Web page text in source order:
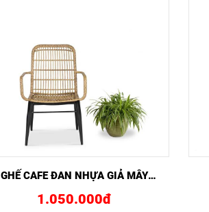
XEM NHANH MUA NGAY
GHẾ CAFE ĐAN NHỰA GIẢ MÂY
1.050.000đ